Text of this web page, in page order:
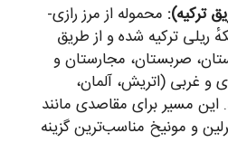
ترکیه): محموله از مرز رازی-
ریلی ترکیه شده و از طریق
صربستان، مجارستان و
و غربی (اتریش، آلمان،
مسیر برای مقاصدی مانند
و مونیخ مناسب‌ترین گزینه